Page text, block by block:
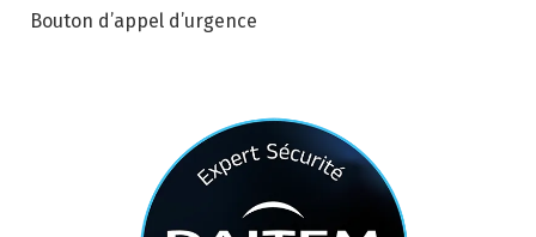
Bouton d’appel d’urgence